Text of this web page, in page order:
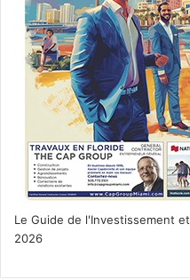
Le Guide de l'Investissement
2026